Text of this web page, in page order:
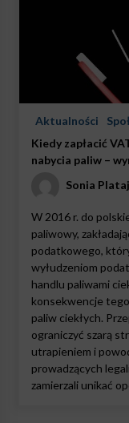
Aktualności
Kiedy zapłacić
nabycia paliw –
Sonia
W 2016 r. do
paliwowy,
podatkowego,
wyłudzeniom
handlu paliwami
konsekwencje
paliw ciekłych.
ograniczyć szarą
utrapieniem i
prowadzących
zamierzali unikać